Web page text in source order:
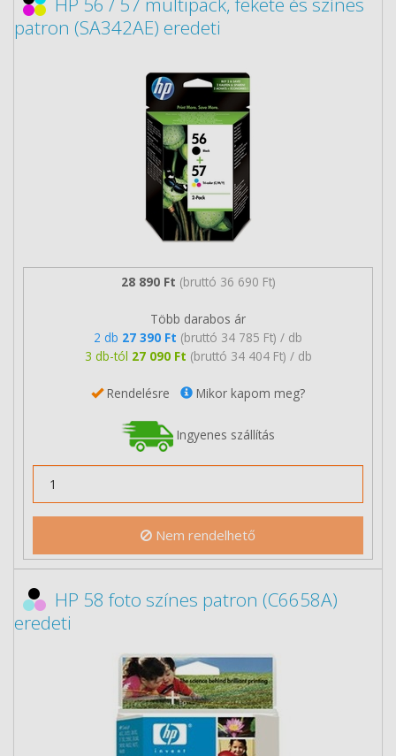
patron (SA342AE) eredeti
28 890 Ft (bruttó 36 690 Ft)
Több darabos ár
2 db 27 390 Ft (bruttó 34 785 Ft) / db
3 db-tól 27 090 Ft (bruttó 34 404 Ft) / db
Rendelésre Mikor kapom meg?
Ingyenes szállítás
Nem rendelhető
HP 58 foto színes patron (C6658A)
eredeti